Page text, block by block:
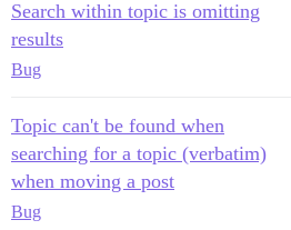
Search within topic is omitting
results
Bug
Topic can't be found when
searching for a topic (verbatim)
when moving a post
Bug